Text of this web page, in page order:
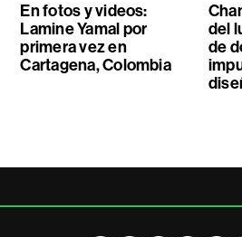
En fotos y videos:
Lamine Yamal por
primera vez en
Cartagena, Colombia
del
de